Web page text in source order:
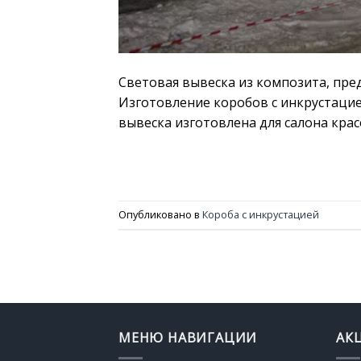
Световая вывеска из композита,
Изготовление коробов с
вывеска изготовлена для салона
Опубликовано в Короба с инкрустацией
МЕНЮ НАВИГАЦИИ